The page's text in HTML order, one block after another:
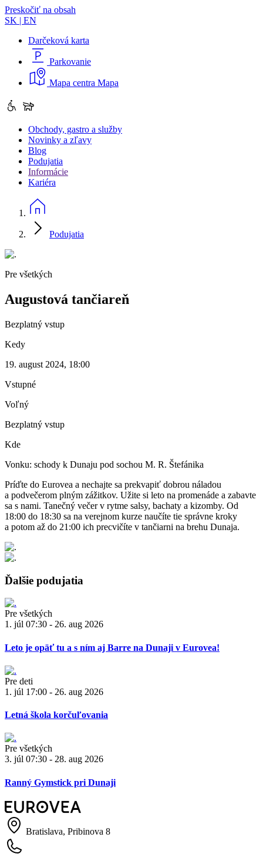
Preskočiť na obsah
SK | EN
Darčeková karta
Parkovanie
Mapa centra Mapa
Obchody, gastro a služby
Novinky a zľavy
Blog
Podujatia
Informácie
Kariéra
Podujatia
Pre všetkých
Augustová tančiareň
Bezplatný vstup
Kedy
19. august 2024, 18:00
Vstupné
Voľný
Bezplatný vstup
Kde
Vonku: schody k Dunaju pod sochou M. R. Štefánika
Príďte do Eurovea a nechajte sa prekvapiť dobrou náladou
a podvečerom plným zážitkov. Užite si leto na promenáde a zabavte
sa s nami. Tanečný večer v rytme salsy, bachaty a kizomby. Od
18:00 do 18:30 sa na verejnom kurze naučíte tie správne kroky
a potom až do 21:00 ich precvičíte v tančiarni na brehu Dunaja.
Ďalšie podujatia
Pre všetkých
1. júl 07:30 - 26. aug 2026
Leto je opäť tu a s ním aj Barre na Dunaji v Eurovea!
Pre deti
1. júl 17:00 - 26. aug 2026
Letná škola korčuľovania
Pre všetkých
3. júl 07:30 - 28. aug 2026
Ranný Gymstick pri Dunaji
Bratislava, Pribinova 8